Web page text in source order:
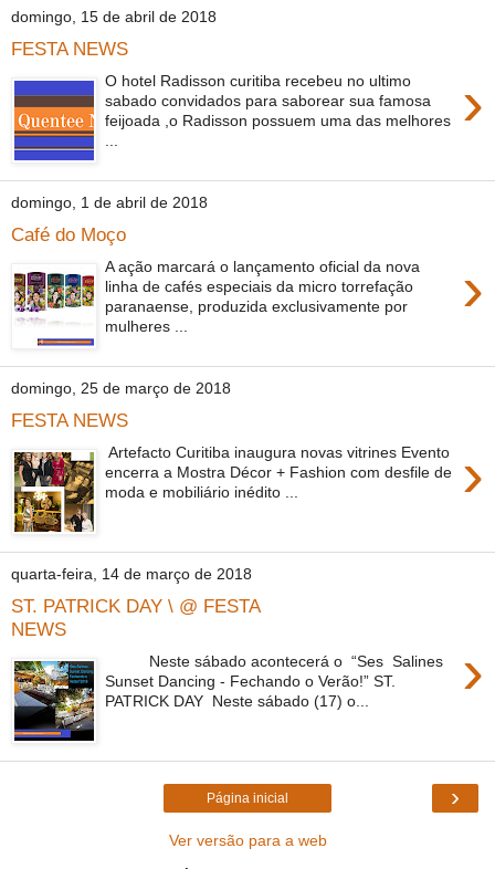
domingo, 15 de abril de 2018
FESTA NEWS
›
O hotel Radisson curitiba recebeu no ultimo
sabado convidados para saborear sua famosa
feijoada ,o Radisson possuem uma das melhores
domingo, 1 de abril de 2018
Café do Moço
›
A ação marcará o lançamento oficial da nova
linha de cafés especiais da micro torrefação
paranaense, produzida exclusivamente por
mulheres ...
domingo, 25 de março de 2018
FESTA NEWS
›
​ Artefacto Curitiba inaugura novas vitrines Evento
encerra a Mostra Décor + Fashion com desfile de
moda e mobiliário inédito ...
quarta-feira, 14 de março de 2018
ST. PATRICK DAY \ @ FESTA
NEWS
›
Neste sábado acontecerá o “Ses Salines
Sunset Dancing - Fechando o Verão!” ST.
PATRICK DAY Neste sábado (17) o...
›
Página inicial
Ver versão para a web